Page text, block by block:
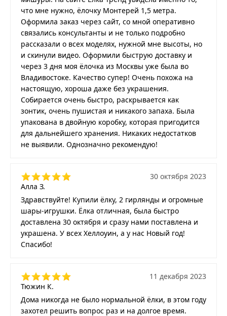
что мне нужно, ёлочку Монтерей 1,5 метра.
Оформила заказ через сайт, со мной оперативно
связались консультанты и не только подробно
рассказали о всех моделях, нужной мне высоты, но
и скинули видео. Оформили быструю доставку и
через 3 дня моя ёлочка из Москвы уже была во
Владивостоке. Качество супер! Очень похожа на
настоящую, хороша даже без украшения.
Собирается очень быстро, раскрывается как
зонтик, очень пушистая и никакого запаха. Была
упакована в двойную коробку, которая пригодится
для дальнейшего хранения. Никаких недостатков
не выявили. Однозначно рекомендую!
Алла З.
30 октября 2023
Здравствуйте! Купили ёлку, 2 гирлянды и огромные
шары-игрушки. Ёлка отличная, была быстро
доставлена 30 октября и сразу нами поставлена и
украшена. У всех Хеллоуин, а у нас Новый год!
Спасибо!
Тюжин К.
11 декабря 2023
Дома никогда не было нормальной ёлки, в этом году
захотел решить вопрос раз и на долгое время.